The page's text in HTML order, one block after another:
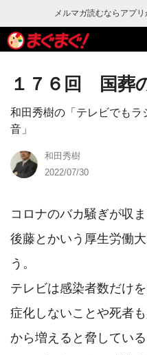
メルマガ読むならアプリ
１７６回 国葬
和田秀樹の「テレビでもラ
音」
和田秀樹
2022/07/30
コロナのバカ騒ぎが収ま
後藤とかいう厚生労働
う。
テレビは感染者数だけ
症化しないことや死者
から増えると脅している